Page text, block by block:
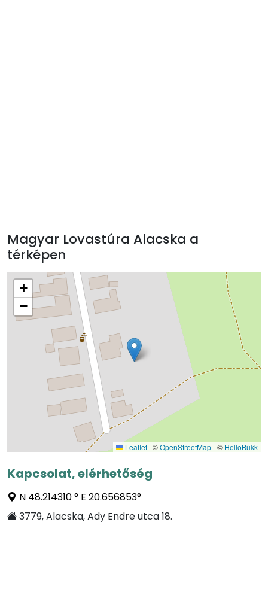
Magyar Lovastúra Alacska a
térképen
+
−
Leaflet | ©OpenStreetMap- © HelloBükk
Kapcsolat, elérhetőség
N 48.214310 ° E 20.656853°
3779, Alacska, Ady Endre utca 18.